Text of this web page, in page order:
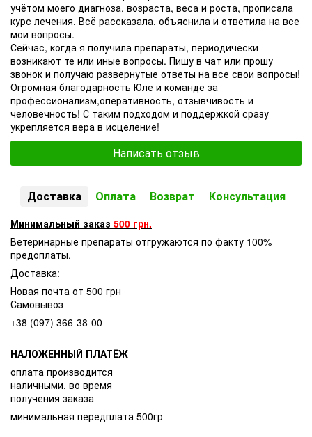
учётом моего диагноза, возраста, веса и роста, прописала
курс лечения. Всё рассказала, объяснила и ответила на все
мои вопросы.
Сейчас, когда я получила препараты, периодически
возникают те или иные вопросы. Пишу в чат или прошу
звонок и получаю развернутые ответы на все свои вопросы!
Огромная благодарность Юле и команде за
профессионализм,оперативность, отзывчивость и
человечность! С таким подходом и поддержкой сразу
укрепляется вера в исцеление!
Написать отзыв
Доставка Оплата Возврат Консультация
Минимальный заказ 500 грн.
Ветеринарные препараты отгружаются по факту 100%
предоплаты.
Доставка:
Новая почта от 500 грн
Самовывоз
+38 (097) 366-38-00
НАЛОЖЕННЫЙ ПЛАТЁЖ
оплата производится
наличными, во время
получения заказа
минимальная передплата 500гр